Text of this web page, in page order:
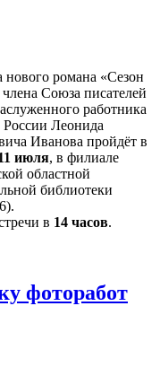
нового романа «Сезон
члена Союза писателей
работника
России Леонида
Иванова пройдёт в
июля, в филиале
областной
библиотеки
в 14 часов.
фоторабот